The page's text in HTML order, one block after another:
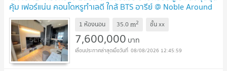
คุ้ม เฟอร์แน่น คอนโดหรูทำเลดี ใกล้ BTS อารีย์ @ Noble Around
Ari
1 ห้องนอน 35.0 m2 ชั้นxx
7,600,000 บาท
08/08/2026 12:45:59